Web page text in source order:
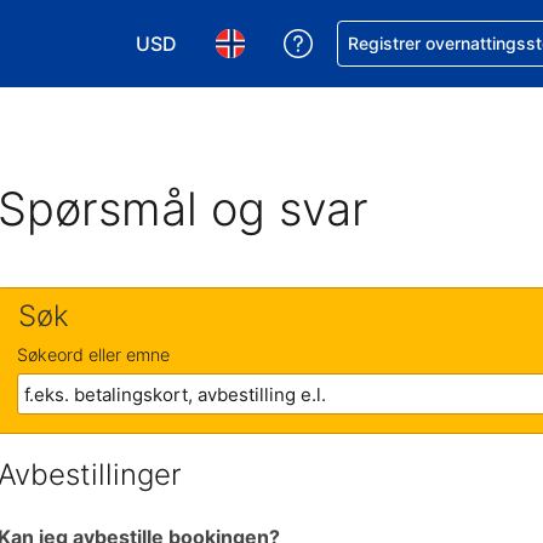
USD
Velg valuta. Du har valgt Amerikansk dollar
Velg språk. Du har valgt Norsk
Få hjelp med bookingen
Registrer
og svar
Søk
Søkeord eller emne
jeg avbestille bookingen?